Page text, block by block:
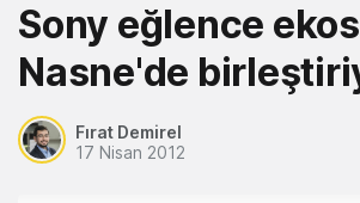
Sony eğlence
Nasne'de
Fırat Demirel
17 Nisan 2012